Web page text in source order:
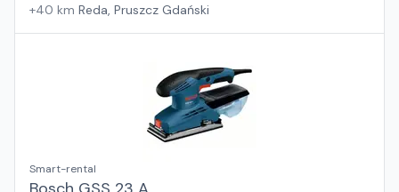
+40 km Reda, Pruszcz Gdański
Smart-rental